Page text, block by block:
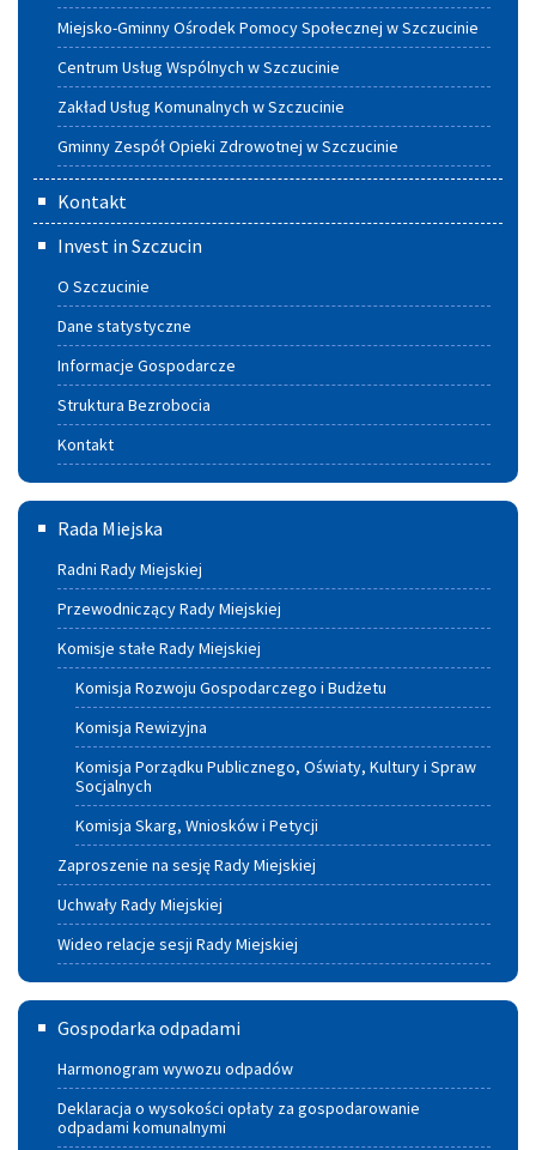
Miejsko-Gminny Ośrodek Pomocy Społecznej w Szczucinie
Centrum Usług Wspólnych w Szczucinie
Zakład Usług Komunalnych w Szczucinie
Gminny Zespół Opieki Zdrowotnej w Szczucinie
Kontakt
Invest in Szczucin
O Szczucinie
Dane statystyczne
Informacje Gospodarcze
Struktura Bezrobocia
Kontakt
Rada
Miejska
Rada Miejska
Radni Rady Miejskiej
Przewodniczący Rady Miejskiej
Komisje stałe Rady Miejskiej
Komisja Rozwoju Gospodarczego i Budżetu
Komisja Rewizyjna
Komisja Porządku Publicznego, Oświaty, Kultury i Spraw
Socjalnych
Komisja Skarg, Wniosków i Petycji
Zaproszenie na sesję Rady Miejskiej
Uchwały Rady Miejskiej
Wideo relacje sesji Rady Miejskiej
Gospodarka
odpadami
Gospodarka odpadami
Harmonogram wywozu odpadów
Deklaracja o wysokości opłaty za gospodarowanie
odpadami komunalnymi